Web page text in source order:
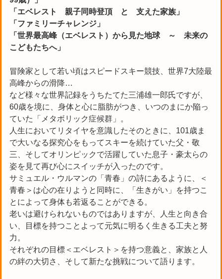
「エベレスト 親子同時登頂 と 支えた家族」
「ファミリーチャレンジ」
「世界最高峰（エベレスト）から見た地球 ～ 未来の
こどもたちへ」
冒険家として若い頃はスピードスキー競技、世界7大陸最
高峰からの滑降…
など様々な世界記録をうちたてた三浦雄一郎氏ですが、
60歳を境に、身体と心に脂肪がつき、いつのまにか陥っ
ていた「メタボリック症候群」。
人生においてリタイヤを意識したそのときに、101歳ま
で大いなる探究心をもってスキーを続けていた父・敬
三、そしてオリンピックで活躍していた息子・豪太らの
姿を見て再び心にスイッチが入ったのです。
サミュエル・ウルマンの「青春」の詩にあるように、＜
青春＞は心の在りようと同時に、「生きがい」を持つこ
とによって身体も若返ることができる。
老いは避けられないものではありますが、人生と向き合
い、目標を持つことよって元気に明るく生きる工夫と努
力。
それぞれの目標＜エベレスト＞を持つ意義と、家族と人
の絆の大切さ、そして新たな挑戦について語ります。